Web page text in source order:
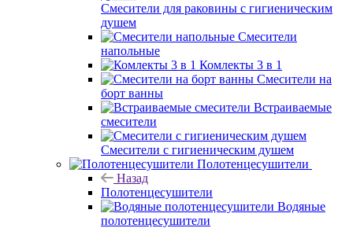
Смесители для раковины с гигиеническим
душем
Смесители
напольные
Комлекты 3 в 1
Смесители на
борт ванны
Встраиваемые
смесители
Смесители с гигиеническим душем
Полотенцесушители
Назад
Полотенцесушители
Водяные
полотенцесушители